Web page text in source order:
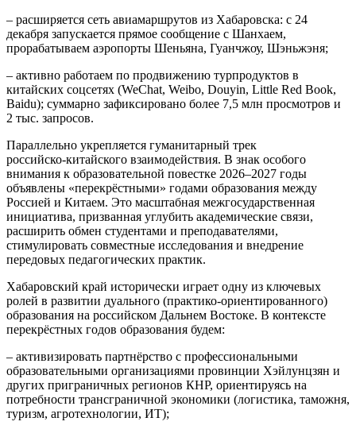
– расширяется сеть авиамаршрутов из Хабаровска: с 24
декабря запускается прямое сообщение с Шанхаем,
прорабатываем аэропорты Шеньяна, Гуанчжоу, Шэньжэня;
– активно работаем по продвижению турпродуктов в
китайских соцсетях (WeChat, Weibo, Douyin, Little Red Book,
Baidu); суммарно зафиксировано более 7,5 млн просмотров и
2 тыс. запросов.
Параллельно укрепляется гуманитарный трек
российско‑китайского взаимодействия. В знак особого
внимания к образовательной повестке 2026–2027 годы
объявлены «перекрёстными» годами образования между
Россией и Китаем. Это масштабная межгосударственная
инициатива, призванная углубить академические связи,
расширить обмен студентами и преподавателями,
стимулировать совместные исследования и внедрение
передовых педагогических практик.
Хабаровский край исторически играет одну из ключевых
ролей в развитии дуального (практико‑ориентированного)
образования на российском Дальнем Востоке. В контексте
перекрёстных годов образования будем:
– активизировать партнёрство с профессиональными
образовательными организациями провинции Хэйлунцзян и
других приграничных регионов КНР, ориентируясь на
потребности трансграничной экономики (логистика, таможня,
туризм, агротехнологии, ИТ);